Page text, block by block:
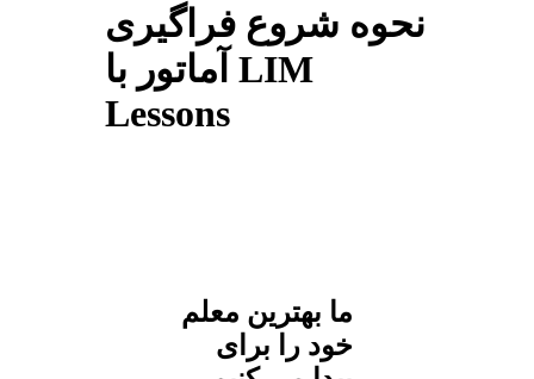
نحوه شروع فراگیری
آماتور با LIM
Lessons
ما بهترین معلم
خود را برای